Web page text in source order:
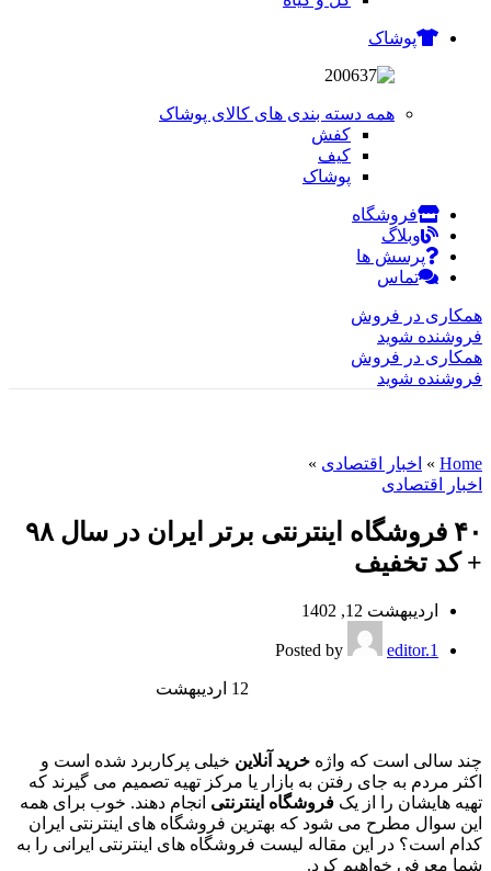
پوشاک
همه دسته بندی های کالای پوشاک
کفش
کیف
پوشاک
فروشگاه
وبلاگ
پرسش ها
تماس
همکاری در فروش
فروشنده شوید
همکاری در فروش
فروشنده شوید
Home
» اخبار اقتصادی »
اخبار اقتصادی
۴۰ فروشگاه اینترنتی برتر ایران در سال ۹۸
+ کد تخفیف
اردیبهشت 12, 1402
Posted by editor.1
12 اردیبهشت
چند سالی است که واژه خرید آنلاین خیلی پرکاربرد شده است و
اکثر مردم به جای رفتن به بازار یا مرکز تهیه تصمیم می گیرند که
تهیه هایشان را از یک فروشگاه اینترنتی انجام دهند. خوب برای همه
این سوال مطرح می شود که بهترین فروشگاه های اینترنتی ایران
کدام است؟ در این مقاله لیست فروشگاه های اینترنتی ایرانی را به
شما معرفی خواهیم کرد.